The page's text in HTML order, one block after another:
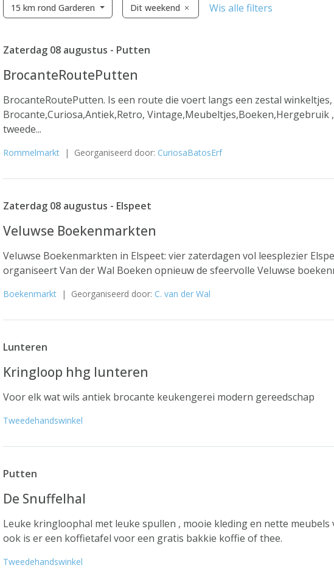
15 km rond Garderen Dit weekend Wis alle filters
Zaterdag 08 augustus - Putten
BrocanteRoutePutten
BrocanteRoutePutten. Is een route die voert langs een zestal
Brocante,Curiosa,Antiek,Retro, Vintage,Meubeltjes,Boeken,Hergebruik
tweede...
Rommelmarkt | Georganiseerd door: CuriosaBatosErf
Zaterdag 08 augustus - Elspeet
Veluwse Boekenmarkten
Veluwse Boekenmarkten in Elspeet: vier zaterdagen vol leesplezier
organiseert Van der Wal Boeken opnieuw de sfeervolle Veluwse
Boekenmarkt | Georganiseerd door: C. van der Wal
Lunteren
Kringloop hhg lunteren
Voor elk wat wils antiek brocante keukengerei modern gereedschap
Tweedehandswinkel
Putten
De Snuffelhal
Leuke kringloophal met leuke spullen , mooie kleding en nette meubels
ook is er een koffietafel voor een gratis bakkie koffie of thee.
Tweedehandswinkel